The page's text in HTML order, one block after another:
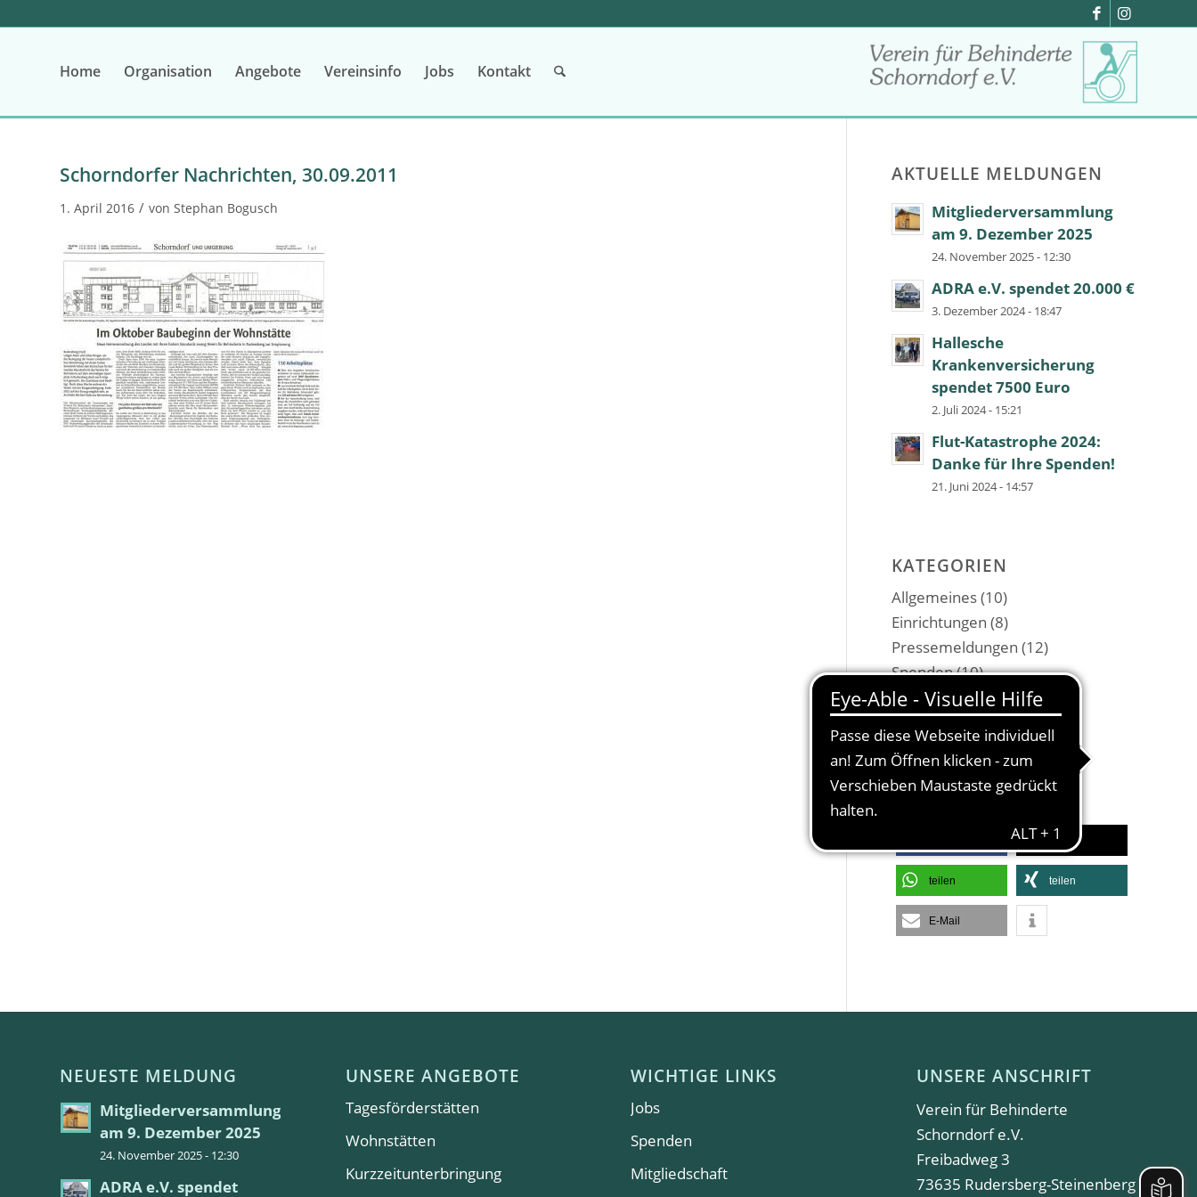
Home Organisation Angebote Vereinsinfo Jobs Kontakt
Schorndorfer Nachrichten, 30.09.2011
1. April 2016 / von Stephan Bogusch
AKTUELLE MELDUNGEN
Mitgliederversammlung
am 9. Dezember 2025
24. November 2025 - 12:30
ADRA e.V. spendet 20.000 €
3. Dezember 2024 - 18:47
Hallesche
Krankenversicherung
spendet 7500 Euro
2. Juli 2024 - 15:21
Flut-Katastrophe 2024:
Danke für Ihre Spenden!
21. Juni 2024 - 14:57
KATEGORIEN
Allgemeines(10)
Einrichtungen (8)
Pressemeldungen (12)
Spenden(10)
Veranstaltungen(2)
Weblinks(2)
SEITE EMPFEHLEN
teilen
teilen teilen
E-Mail
NEUESTE MELDUNG
Mitgliederversammlung
am 9. Dezember 2025
24. November 2025 - 12:30
ADRA e.V. spendet
UNSERE ANGEBOTE
Tagesförderstätten
Wohnstätten
Kurzzeitunterbringung
WICHTIGE LINKS
Jobs
Spenden
Mitgliedschaft
UNSERE ANSCHRIFT
Verein für Behinderte
Schorndorf e.V.
Freibadweg 3
73635 Rudersberg-Steinenberg